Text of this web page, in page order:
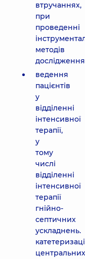
втручаннях,
при
проведенні
методів
ведення
пацієнтів
у
відділенні
інтенсивної
терапії,
у
тому
числі
відділенні
інтенсивної
терапії
гнійно-
септичних
ускладнень.
центральних